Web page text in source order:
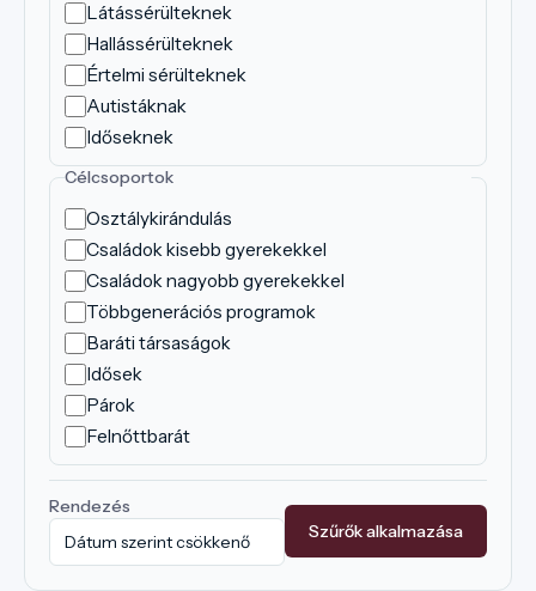
Látássérülteknek
Hallássérülteknek
Értelmi sérülteknek
Autistáknak
Időseknek
Célcsoportok
Osztálykirándulás
Családok kisebb gyerekekkel
Családok nagyobb gyerekekkel
Többgenerációs programok
Baráti társaságok
Idősek
Párok
Felnőttbarát
Rendezés
Szűrők alkalmazása